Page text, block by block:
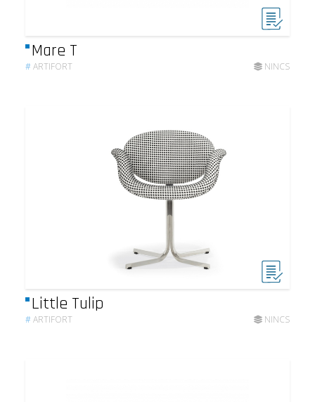
Mare T
#ARTIFORT NINCS
Little Tulip
#ARTIFORT NINCS